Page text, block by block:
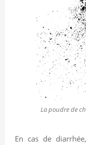
La poudre de
En cas de